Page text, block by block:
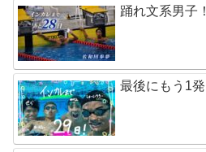
踊れ文系男子！
最後にもう1発